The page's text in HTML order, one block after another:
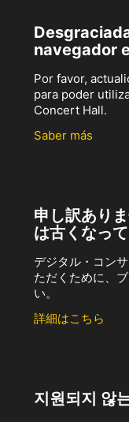
navegador
Por favor,
para poder
Concert Hall.
Saber más
申し訳あり
は古くなっ
デジタル・コン
ただくために、
い。
詳細はこちら
지원되지 않